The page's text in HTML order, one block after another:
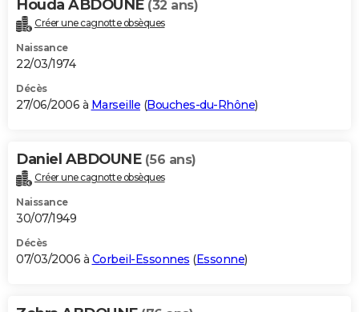
Houda ABDOUNE (32 ans)
Créer une cagnotte obsèques
Naissance
22/03/1974
Décès
27/06/2006 à Marseille (Bouches-du-Rhône)
Daniel ABDOUNE (56 ans)
Créer une cagnotte obsèques
Naissance
30/07/1949
Décès
07/03/2006 à Corbeil-Essonnes (Essonne)